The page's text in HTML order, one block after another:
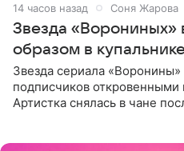
14 часов назад Соня Жарова
Звезда «Ворониных»
образом в
Звезда сериала
подписчиков откровенными
Артистка снялась в чане